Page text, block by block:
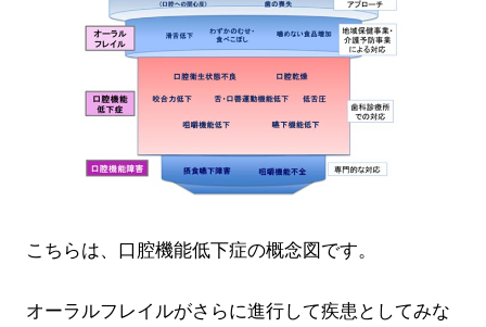
こちらは、口腔機能低下症の概念図です。
オーラルフレイルがさらに進行して疾患としてみな